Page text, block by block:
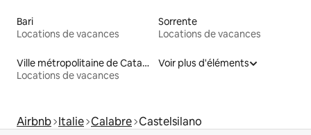
Bari
Locations de vacances
Sorrente
Locations de vacances
Ville métropolitaine de Catane
Locations de vacances
Voir plus d'éléments
Airbnb Italie Calabre Castelsilano